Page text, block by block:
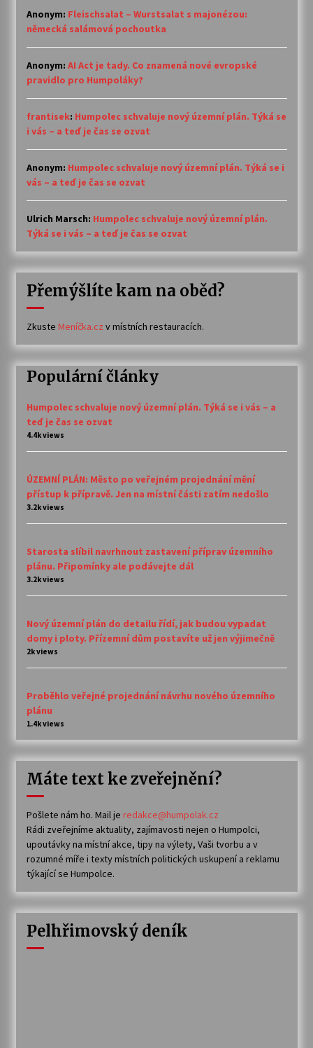
Anonym: Fleischsalat – Wurstsalat s majonézou:
německá salámová pochoutka
Anonym: AI Act je tady. Co znamená nové evropské
pravidlo pro Humpoláky?
frantisek: Humpolec schvaluje nový územní plán. Týká se
i vás – a teď je čas se ozvat
Anonym: Humpolec schvaluje nový územní plán. Týká se i
vás – a teď je čas se ozvat
Ulrich Marsch: Humpolec schvaluje nový územní plán.
Týká se i vás – a teď je čas se ozvat
Přemýšlíte kam na oběd?
Zkuste Meníčka.cz v místních restauracích.
Populární články
Humpolec schvaluje nový územní plán. Týká se i vás – a
teď je čas se ozvat
4.4k views
ÚZEMNÍ PLÁN: Město po veřejném projednání mění
přístup k přípravě. Jen na místní části zatím nedošlo
3.2k views
Starosta slíbil navrhnout zastavení příprav územního
plánu. Připomínky ale podávejte dál
3.2k views
Nový územní plán do detailu řídí, jak budou vypadat
domy i ploty. Přízemní dům postavíte už jen výjimečně
2k views
Proběhlo veřejné projednání návrhu nového územního
plánu
1.4k views
Máte text ke zveřejnění?
Pošlete nám ho. Mail je redakce@humpolak.cz
Rádi zveřejníme aktuality, zajímavosti nejen o Humpolci,
upoutávky na místní akce, tipy na výlety, Vaši tvorbu a v
rozumné míře i texty místních politických uskupení a reklamu
týkající se Humpolce.
Pelhřimovský deník